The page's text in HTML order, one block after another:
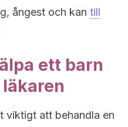
ångest och kan till
ett barn
viktigt att behandla en